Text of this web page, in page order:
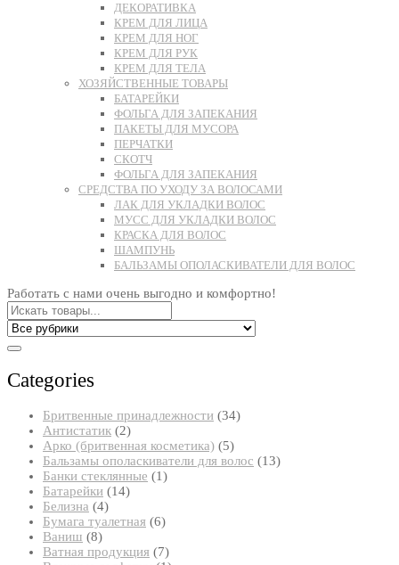
ДЕКОРАТИВКА
КРЕМ ДЛЯ ЛИЦА
КРЕМ ДЛЯ НОГ
КРЕМ ДЛЯ РУК
КРЕМ ДЛЯ ТЕЛА
ХОЗЯЙСТВЕННЫЕ ТОВАРЫ
БАТАРЕЙКИ
ФОЛЬГА ДЛЯ ЗАПЕКАНИЯ
ПАКЕТЫ ДЛЯ МУСОРА
ПЕРЧАТКИ
СКОТЧ
ФОЛЬГА ДЛЯ ЗАПЕКАНИЯ
СРЕДСТВА ПО УХОДУ ЗА ВОЛОСАМИ
ЛАК ДЛЯ УКЛАДКИ ВОЛОС
МУСС ДЛЯ УКЛАДКИ ВОЛОС
КРАСКА ДЛЯ ВОЛОС
ШАМПУНЬ
БАЛЬЗАМЫ ОПОЛАСКИВАТЕЛИ ДЛЯ ВОЛОС
Работать с нами очень выгодно и комфортно!
Categories
Бритвенные принадлежности 3434
Антистатик 22
товара
Арко (бритвенная косметика) 55
товаров
Бальзамы ополаскиватели для волос 1313
Банки стеклянные 11
Батарейки 1414
Белизна 44
товара
Бумага туалетная 66
Ваниш 88
товаров
Ватная продукция 77